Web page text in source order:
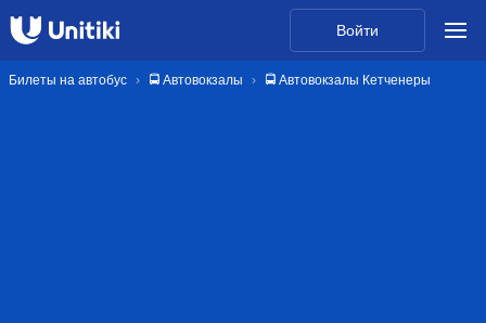
Войти
Билеты на автобус 🚍 Автовокзалы 🚍 Автовокзалы Кетченеры